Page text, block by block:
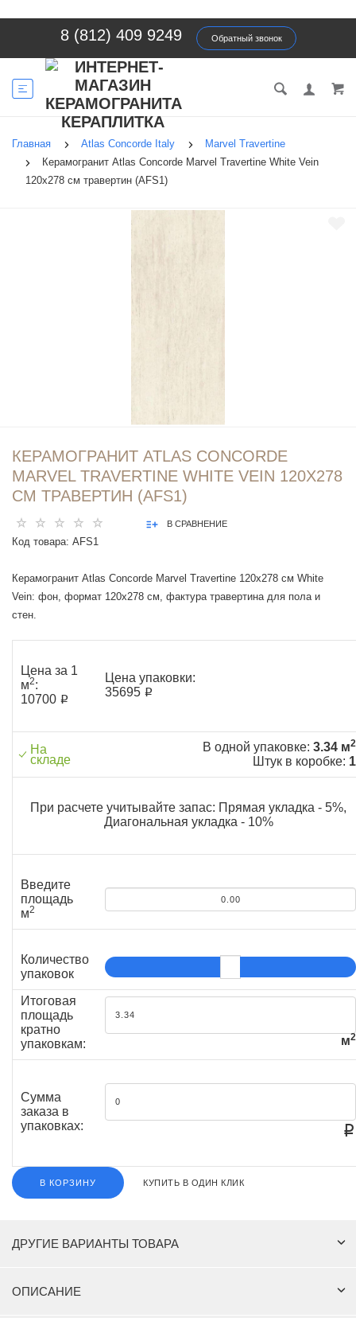
8 (812) 409 9249 Обратный звонок
Главная Atlas Concorde Italy
Marvel Travertine
Керамогранит Atlas Concorde Marvel Travertine White Vein
120x278 см травертин (AFS1)
КЕРАМОГРАНИТ ATLAS CONCORDE
MARVEL TRAVERTINE WHITE VEIN 120X278
СМ ТРАВЕРТИН (AFS1)
В СРАВНЕНИЕ
Код товара: AFS1
Керамогранит Atlas Concorde Marvel Travertine 120x278 см White
Vein: фон, формат 120x278 см, фактура травертина для пола и
стен.
Цена за 1
м2:
10700 ₽
Цена упаковки:
35695 ₽
На
складе
В одной упаковке: 3.34 м2
Штук в коробке: 1
При расчете учитывайте запас: Прямая укладка - 5%,
Диагональная укладка - 10%
Введите
площадь
м2
Количество
упаковок
Итоговая
площадь
кратно
упаковкам:
м2
Сумма
заказа в
упаковках:
₽
В КОРЗИНУ КУПИТЬ В ОДИН КЛИК
ДРУГИЕ ВАРИАНТЫ ТОВАРА
ОПИСАНИЕ